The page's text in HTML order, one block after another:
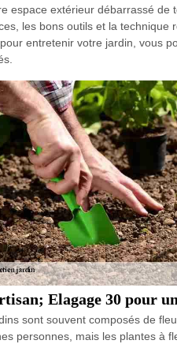
espace extérieur débarrassé de
les bons outils et la technique
entretenir votre jardin, vous
Elagage 30 pour
sont souvent composés de
personnes, mais les plantes à